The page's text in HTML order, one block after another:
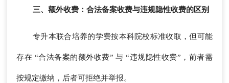
三、额外收费：合法备案收费与违规隐性收费的区别
专升本联合培养的学费按本科院校标准收取，但可能
存在 “合法备案的额外收费” 与 “违规隐性收费”，前者需
按规定缴纳，后者可拒绝并举报。